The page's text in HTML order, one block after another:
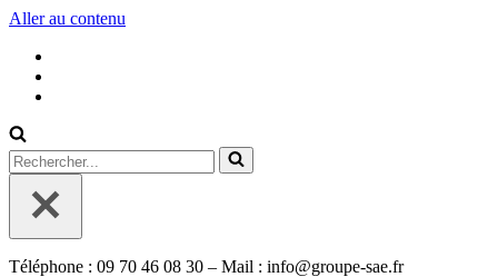
Aller au contenu
Rechercher...
Téléphone : 09 70 46 08 30 – Mail : info@groupe-sae.fr